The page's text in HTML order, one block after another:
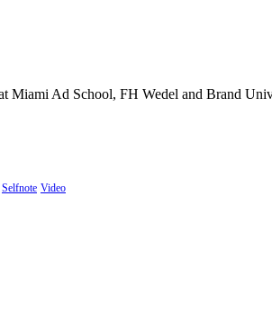
Miami Ad School, FH Wedel and Brand
Selfnote Video